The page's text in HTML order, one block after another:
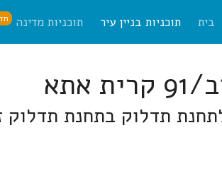
בית תוכניות בניין עיר תוכניות מדינה
אתא
תדלוק בתחנת תדלוק